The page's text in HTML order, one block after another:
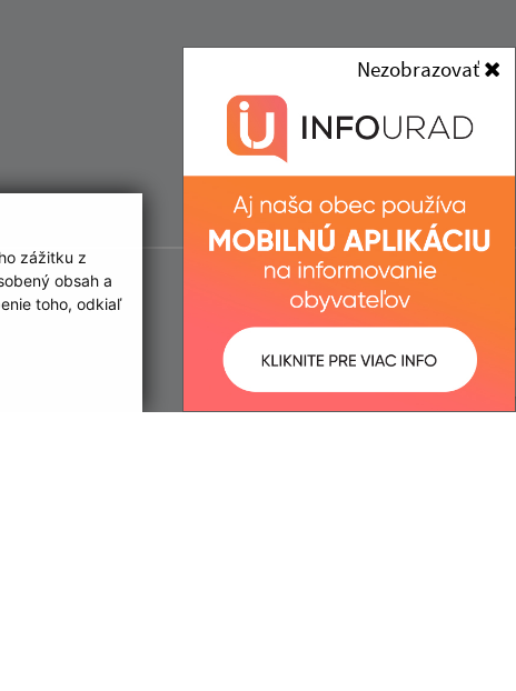
zážitku z
obsah a
toho, odkiaľ
Nezobrazovať